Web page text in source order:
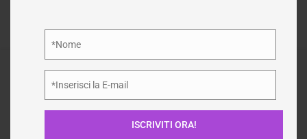
Accetta
Nega
Visualizza le preferenze
BUCATO
*Nome
*Inserisci la E-mail
ISCRIVITI ORA!